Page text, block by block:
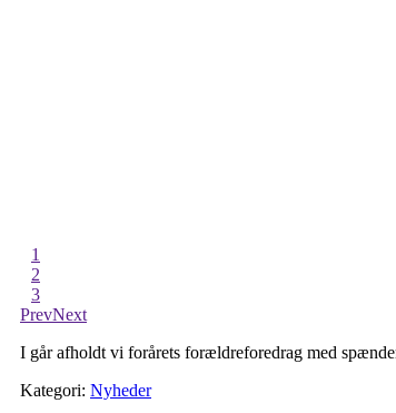
1
2
3
PrevNext
I går afholdt vi forårets forældreforedrag med
Kategori: Nyheder